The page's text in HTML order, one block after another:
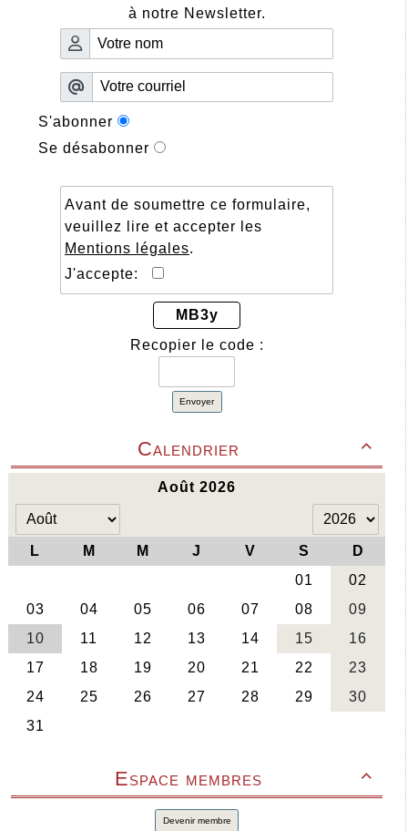
à notre Newsletter.
S'abonner
Se désabonner
Avant de soumettre ce formulaire,
veuillez lire et accepter les
Mentions légales.
J'accepte:
MB3y
Recopier le code :
Envoyer

Calendrier

Espace membres
Devenir membre